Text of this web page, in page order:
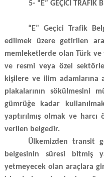
5- “E” GEÇİCİ TRAFİK
“E” Geçici Trafik
edilmek üzere getirilen
memleketlerde olan Türk ve
ve resmi veya özel
kişilere ve ilim adamlarına
plakalarının sökülmesini
gümrüğe kadar
yaptırılmış olmak ve
verilen belgedir.
Ülkemizden transit
belgesinin süresi bitmiş
yetmeyecek olan araçlara